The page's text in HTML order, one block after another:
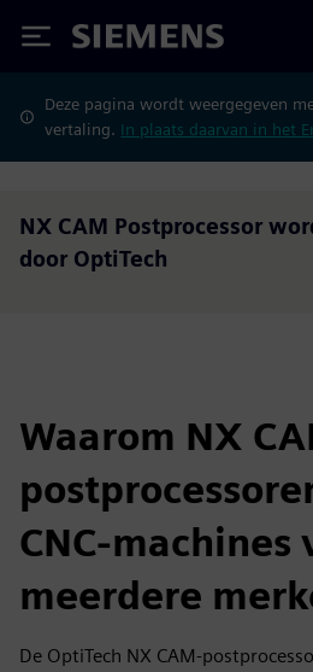
Siemens
Deze pagina wordt weergegeven
vertaling. In plaats daarvan in het
NX CAM Postprocessor
door OptiTech
Waarom NX
CNC-machines
meerdere
De OptiTech NX CAM-